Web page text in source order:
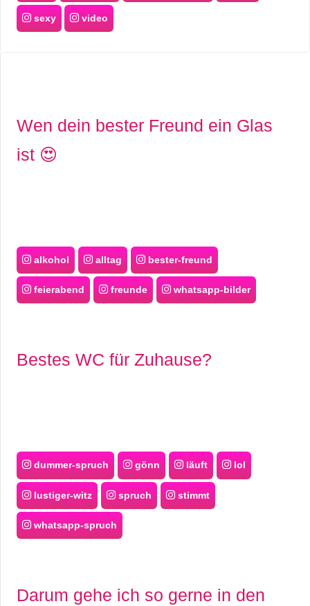
sexy video
Wen dein bester Freund ein Glas
ist 😍
alkohol alltag bester-freund
feierabend freunde whatsapp-bilder
Bestes WC für Zuhause?
dummer-spruch gönn läuft lol
lustiger-witz spruch stimmt
whatsapp-spruch
Darum gehe ich so gerne in den